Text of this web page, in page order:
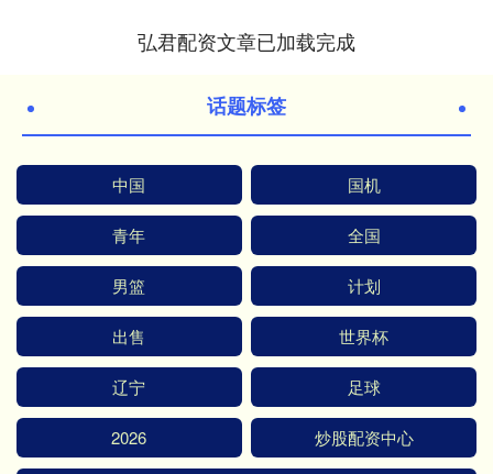
弘君配资文章已加载完成
话题标签
中国 国机
青年 全国
男篮 计划
出售 世界杯
辽宁 足球
2026 炒股配资中心